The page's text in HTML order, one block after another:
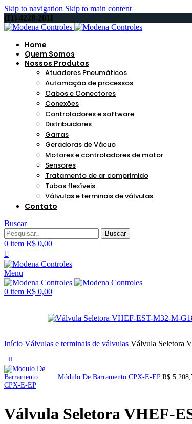
Skip to navigation Skip to main content
(11) 4228-2011
Home
Quem Somos
Nossos Produtos
Atuadores Pneumáticos
Automação de processos
Cabos e Conectores
Conexões
Controladores e software
Distribuidores
Garras
Geradoras de Vácuo
Motores e controladores de motor
Sensores
Tratamento de ar comprimido
Tubos flexíveis
Válvulas e terminais de válvulas
Contato
Buscar
Buscar
0 item R$ 0,00
Menu
0 item R$ 0,00
Início Válvulas e terminais de válvulas Válvula Seletora
Módulo De Barramento CPX-E-EP R$
Válvula Seletora VHEF-